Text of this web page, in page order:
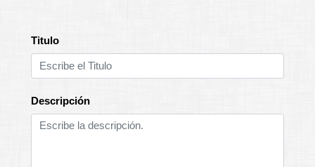
Titulo
Descripción